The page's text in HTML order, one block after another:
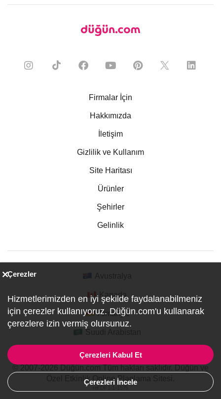
Firmalar İçin
Hakkımızda
İletişim
Gizlilik ve Kullanım
Site Haritası
Ürünler
Şehirler
Gelinlik
Kanada
Almanya
Özel Etkinlik Online Planlama Sitesi.
Çerezler
Hizmetlerimizden en iyi şekilde faydalanabilmeniz
için çerezler kullanıyoruz. Düğün.com'u kullanarak
çerezlere izin vermiş olursunuz.
Çerezleri Kabul Et
Çerezleri İncele